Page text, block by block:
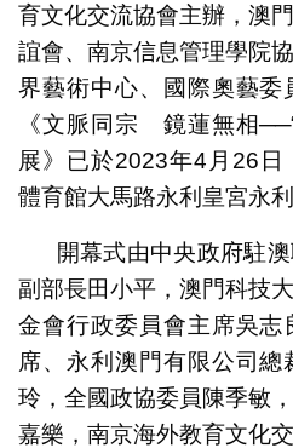
育文化交流協會主辦，澳
誼會、南京信息管理學院
界藝術中心、國際奧藝委
《文脈同宗 鏡蓮無相
展》已於2023年4月26
體育館大馬路永利皇宮永利
開幕式由中央政府駐
副部長田小平，澳門科技
金會行政委員會主席吳志
席、永利澳門有限公司
玲，全國政協委員陳季敏
嘉樂，南京海外教育文化